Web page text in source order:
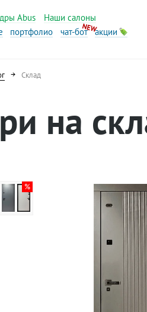
Abus
Наши салоны
портфолио чат-бот акции
Склад
на